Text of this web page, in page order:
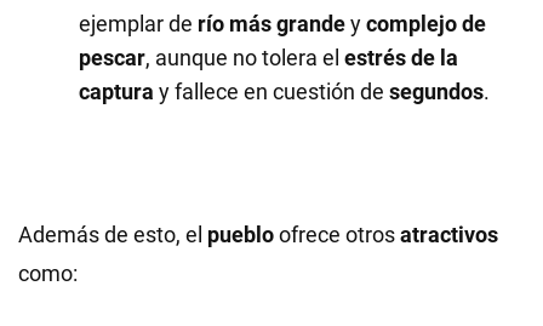
ejemplar de río más grandeycomplejo de
pescar, aunque no tolera el estrés de la
captura y fallece en cuestión de segundos.
Además de esto, el puebloofrece otrosatractivos
como: